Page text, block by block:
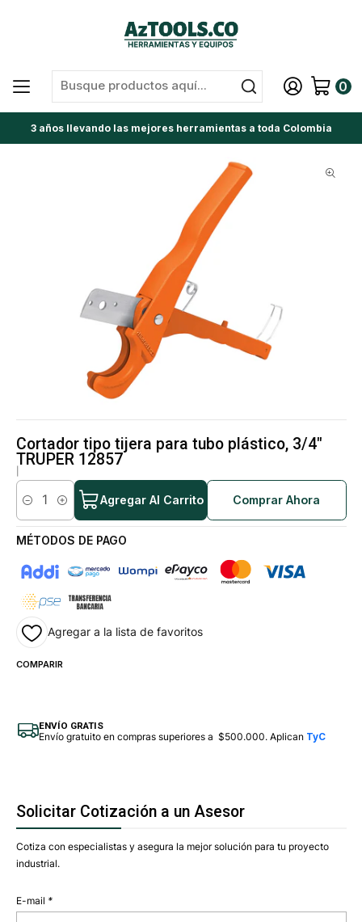
0
3 años llevando las mejores herramientas a toda Colombia
Cortador tipo tijera para tubo plástico, 3/4"
TRUPER 12857
Cantidad
Agregar Al Carrito Comprar Ahora
MÉTODOS DE PAGO
Agregar a la lista de favoritos
COMPARIR
ENVÍO GRATIS
Envío gratuito en compras superiores a $500.000. Aplican TyC
Solicitar Cotización a un Asesor
Cotiza con especialistas y asegura la mejor solución para tu proyecto
industrial.
E-mail *